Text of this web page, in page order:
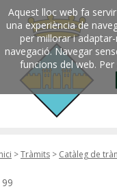
Aquest lloc web fa
una experiència de
per millorar i
navegació. Navegar
funcions del web.
>Tràmits > Catàleg de